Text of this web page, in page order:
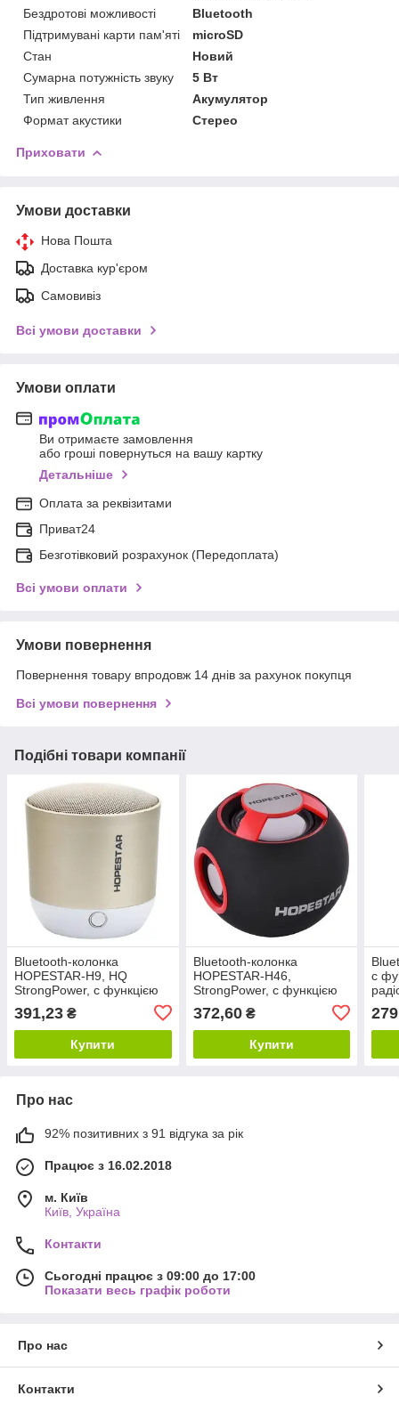
Бездротові можливості
Bluetooth
Підтримувані карти пам'яті
microSD
Стан
Новий
Сумарна потужність звуку
5 Вт
Тип живлення
Акумулятор
Формат акустики
Стерео
Приховати
Умови доставки
Нова Пошта
Доставка кур'єром
Самовивіз
Всі умови доставки
Умови оплати
Ви отримаєте замовлення
або гроші повернуться на вашу картку
Детальніше
Оплата за реквізитами
Приват24
Безготівковий розрахунок (Передоплата)
Всі умови оплати
Умови повернення
Повернення товару впродовж 14 днів за рахунок покупця
Всі умови повернення
Подібні товари компанії
Bluetooth-колонка
HOPESTAR-H9, HQ
StrongPower, c функцією
391,23 ₴
Купити
Bluetooth-колонка
HOPESTAR-H46,
StrongPower, c функцією
372,60₴
Купити
c
Про нас
92% позитивних з 91 відгука за рік
Працює з 16.02.2018
м. Київ
Київ, Україна
Контакти
Сьогодні працює з 09:00 до 17:00
Показати весь графік роботи
Про нас
Контакти